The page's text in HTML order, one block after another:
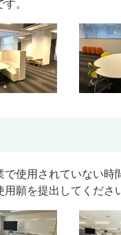
。
で使用されていない時
願を提出してくださ